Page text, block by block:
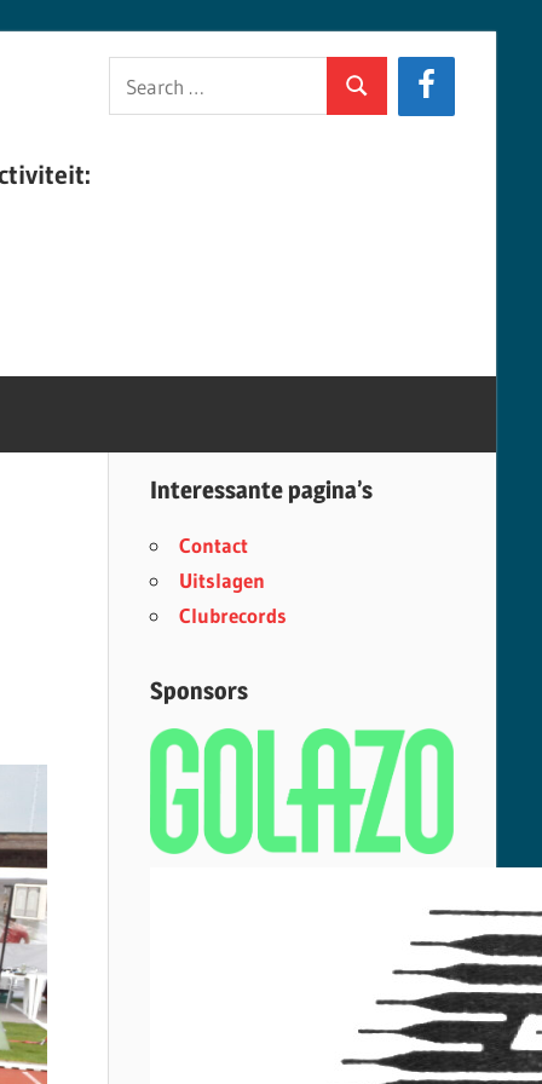
for:
Search
Interessante pagina’s
Contact
Uitslagen
Clubrecords
Sponsors